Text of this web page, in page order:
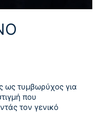
ως τυμβωρύχος για
που
τον γενικό